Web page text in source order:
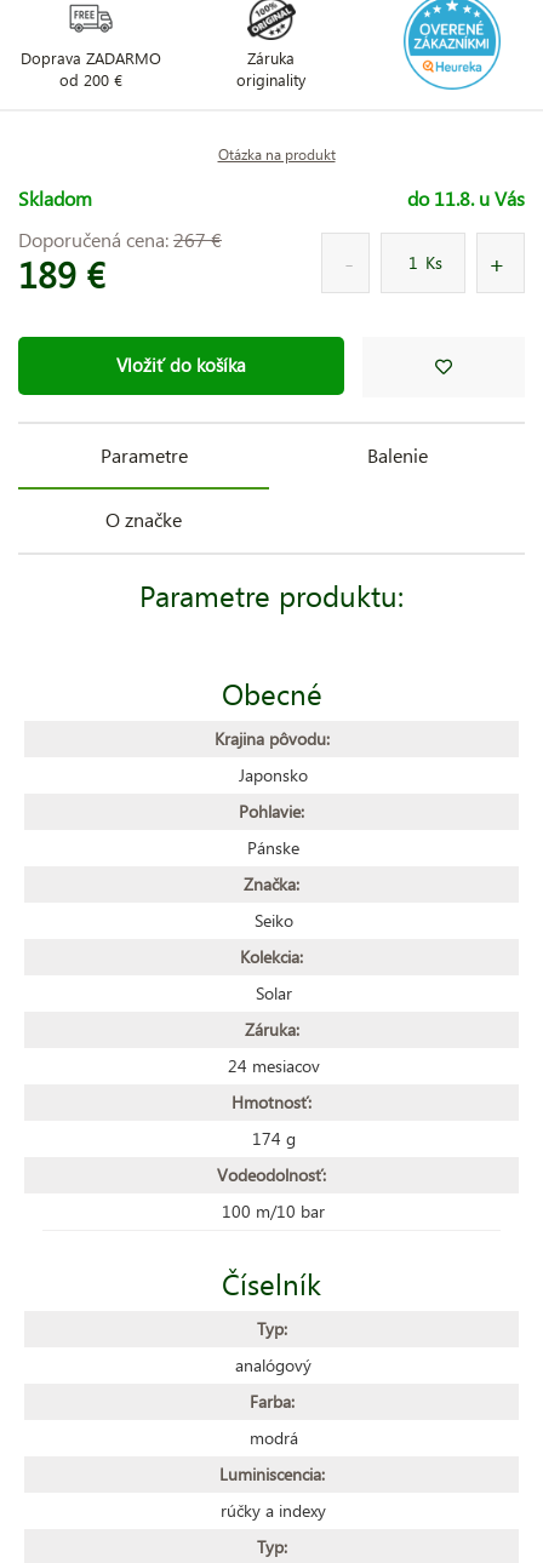
Doprava ZADARMO
od 200 €
Záruka
originality
Otázka na produkt
Skladom
do 11.8. u Vás
Doporučená cena:267 €
189 € Ks
Vložiť do košíka
Parametre Balenie
O značke
Parametre produktu:
Obecné
Krajina pôvodu:
Japonsko
Pohlavie:
Pánske
Značka:
Seiko
Kolekcia:
Solar
Záruka:
24 mesiacov
Hmotnosť:
174 g
Vodeodolnosť:
100 m/10 bar
Číselník
Typ:
analógový
Farba:
modrá
Luminiscencia:
rúčky a indexy
Typ: